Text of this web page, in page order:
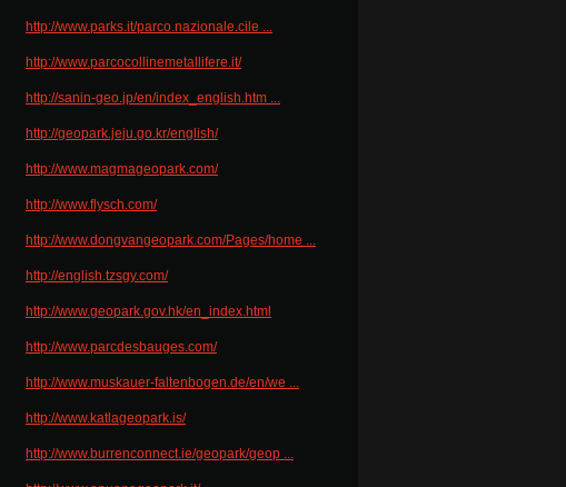
http://www.parks.it/parco.nazionale.cile ...
http://www.parcocollinemetallifere.it/
http://sanin-geo.jp/en/index_english.htm ...
http://geopark.jeju.go.kr/english/
http://www.magmageopark.com/
http://www.flysch.com/
http://www.dongvangeopark.com/Pages/home ...
http://english.tzsgy.com/
http://www.geopark.gov.hk/en_index.html
http://www.parcdesbauges.com/
http://www.muskauer-faltenbogen.de/en/we ...
http://www.katlageopark.is/
http://www.burrenconnect.ie/geopark/geop ...